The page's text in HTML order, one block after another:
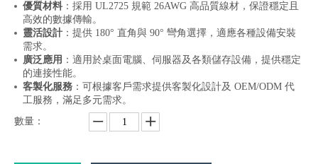
優質材料 ：採用 UL2725 規範 26AWG 高品質線材，保證穩定且
高效的數據傳輸。
靈活設計 ：提供 180° 直角與 90° 彎角選擇，適應各種設備安裝
需求。
廣泛應用 ：適用於桌面電腦、伺服器及各類儲存設備，提供穩定
的連接性能。
客製化服務 ：可根據客戶需求提供客製化設計及 OEM/ODM 代
工服務，滿足多元需求。
數量：